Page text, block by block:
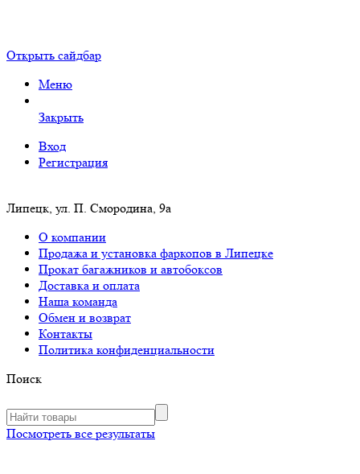
Открыть сайдбар
Меню
Закрыть
Вход
Регистрация
Липецк, ул. П. Смородина, 9а
О компании
Продажа и установка фаркопов в Липецке
Прокат багажников и автобоксов
Доставка и оплата
Наша команда
Обмен и возврат
Контакты
Политика конфиденциальности
Поиск
Посмотреть все результаты